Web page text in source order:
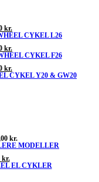
kr.Den
aktuelle
er:
CYKEL L26
kr.Den
aktuelle
er:
CYKEL F26
kr..
kr.Den
aktuelle
CYKEL Y20 & GW20
kr.Prisinterval:
3.999,00 kr.
5.290,00 kr.
MODELLER
kr.Den
aktuelle
EL CYKLER